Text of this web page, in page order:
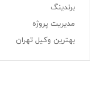
برندینگ
مدیریت پروژه
بهترین وکیل تهران